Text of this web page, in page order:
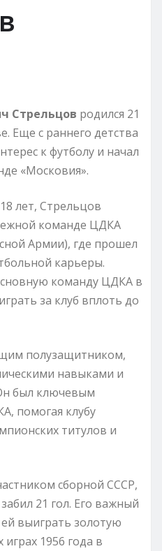
Стрельцов родился 21
Еще с раннего детства
к футболу и начал
«Московия».
лет, Стрельцов
команде ЦДКА
Армии), где прошел
карьеры.
команду ЦДКА в
за клуб вплоть до
полузащитником,
навыками и
был ключевым
помогая клубу
титулов и
сборной СССР,
21 гол. Его важный
выиграть золотую
1956 года в